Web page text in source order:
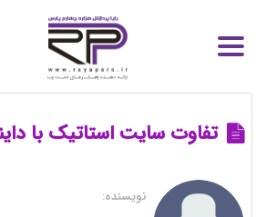
تفاوت سایت استاتیک با
نویسنده: